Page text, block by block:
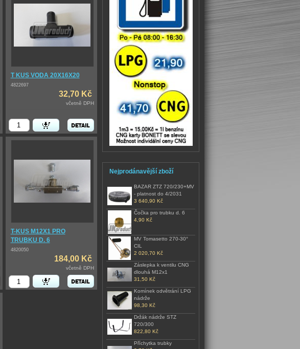
T KUS VODA 20X16X20
4822697
32,70 Kč
včetně DPH
T-KUS M12X1 PRO
TRUBKU D. 6
4820050
184,00 Kč
včetně DPH
Nejprodánavější zboží
BAZAR ZTZ 720/230+MV
- platnost do 4/2031
3 640,90 Kč
Čočka pro trubku d. 6
4,90 Kč
MV Tomasetto 270-30°
CIL
2 020,70 Kč
Záslepka k ventilu CNG
dlouhá M12x1
31,50 Kč
Komínek odvětrání LPG
nádrže
98,30 Kč
Držák nádrže STZ
720/300
822,80 Kč
Příchytka trubky